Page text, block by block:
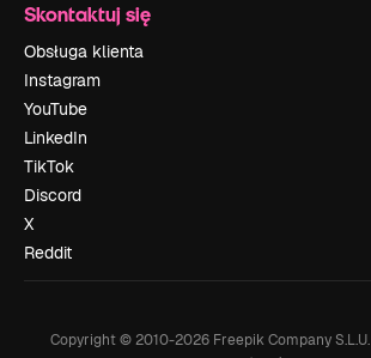
Skontaktuj się
Obsługa klienta
Instagram
YouTube
LinkedIn
TikTok
Discord
X
Reddit
Copyright © 2010-2026Freepik Company S.L.U.